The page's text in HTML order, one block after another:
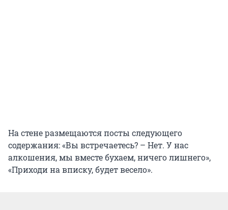
На стене размещаются посты следующего
содержания: «Вы встречаетесь? – Нет. У нас
алкошения, мы вместе бухаем, ничего лишнего»,
«Приходи на вписку, будет весело».